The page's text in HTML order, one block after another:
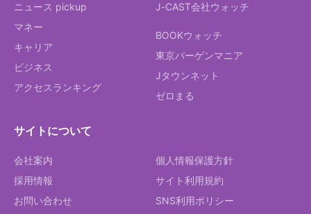
ニュース pickup
マネー
キャリア
ビジネス
アクセスランキング
J-CAST会社ウォッチ
BOOKウォッチ
東京バーゲンマニア
Jタウンネット
ゼロまる
サイトについて
会社案内
採用情報
お問い合わせ
個人情報保護方針
サイト利用規約
SNS利用ポリシー